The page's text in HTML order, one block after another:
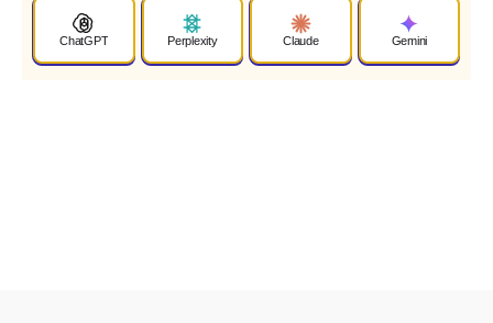
ChatGPT Perplexity Claude Gemini